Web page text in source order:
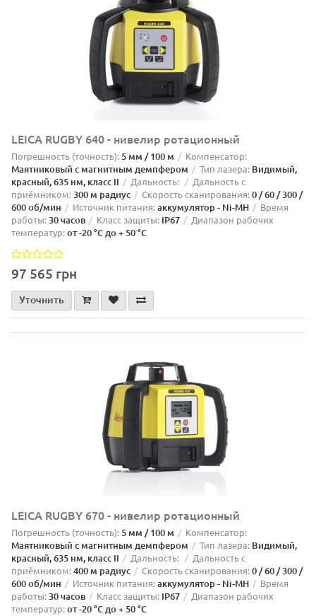
LEICA RUGBY 640 - нивелир ротационный
Погрешность (точность): 5 мм / 100 м Компенсатор:
Маятниковый с магнитным демпфером Тип лазера: Видимый,
красный, 635 нм, класс II
Дальность:
Дальность с
приёмником:300 м радиус Скорость сканирования:0 / 60 / 300 /
600 об/мин
Источник питания:аккумулятор - Ni-MH
Время
работы:30 часов Класс защиты: IP67
Диапазон рабочих
температур:от -20 °C до + 50 °C
97 565 грн
Уточнить
LEICA RUGBY 670 - нивелир ротационный
Погрешность (точность): 5 мм / 100 м Компенсатор:
Маятниковый с магнитным демпфером Тип лазера: Видимый,
красный, 635 нм, класс II
Дальность:
Дальность с
приёмником:400 м радиус Скорость сканирования:0 / 60 / 300 /
600 об/мин
Источник питания:аккумулятор - Ni-MH
Время
работы:30 часов Класс защиты: IP67
Диапазон рабочих
температур:от -20 °C до + 50 °C